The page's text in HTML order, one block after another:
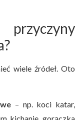
wiele źródeł. Oto
– np. koci katar,
kichanie, gorączka